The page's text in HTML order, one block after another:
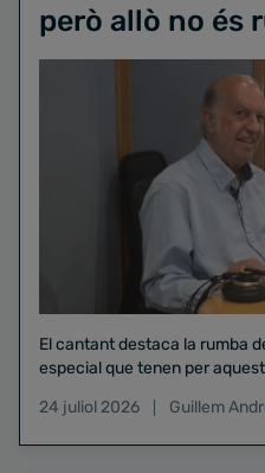
però allò no és
El cantant destaca la rumba
especial que tenen per
24 juliol 2026
Guillem